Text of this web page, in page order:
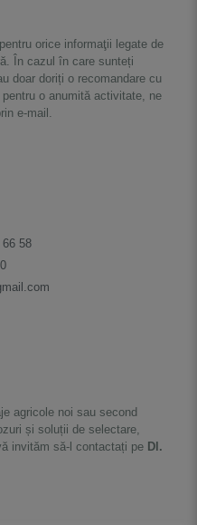
orice informaţii legate de
În cazul în care sunteți
doar doriți o recomandare cu
o anumită activitate, ne
e-mail.
66 58
agricole noi sau second
și soluții de selectare,
invităm să-l contactați pe Dl.